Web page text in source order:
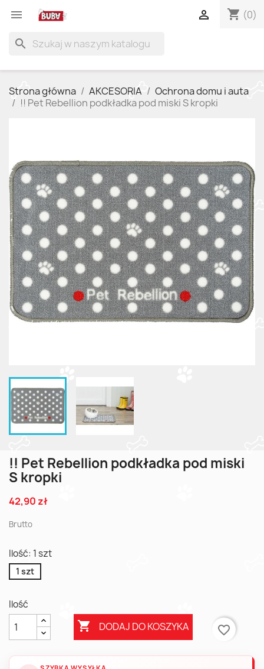
 shopping_cart (0)

search
Strona główna AKCESORIA
Ochrona domu i auta
!! Pet Rebellion podkładka pod miski S kropki
!! Pet Rebellion podkładka pod miski
S kropki
42,90 zł
Brutto
Ilość: 1 szt
1 szt
Ilość
 DODAJ DO KOSZYKA favorite_border